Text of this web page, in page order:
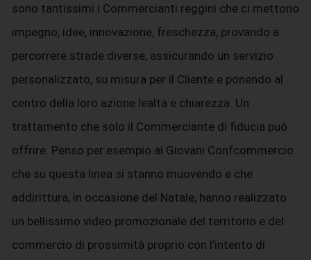
sono tantissimi i Commercianti reggini che ci mettono
impegno, idee, innovazione, freschezza, provando a
percorrere strade diverse, assicurando un servizio
personalizzato, su misura per il Cliente e ponendo al
centro della loro azione lealtà e chiarezza. Un
trattamento che solo il Commerciante di fiducia può
offrire. Penso per esempio ai Giovani Confcommercio
che su questa linea si stanno muovendo e che
addirittura, in occasione del Natale, hanno realizzato
un bellissimo video promozionale del territorio e del
commercio di prossimità proprio con l’intento di